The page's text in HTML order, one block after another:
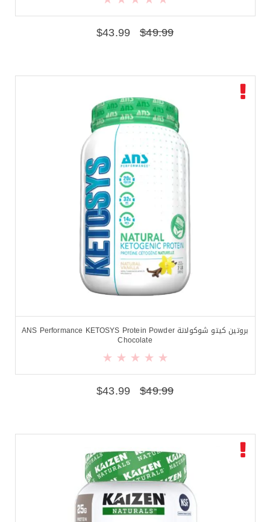
$49.99
$43.99
بروتين كيتو شوكولاتة ANS Performance KETOSYS Protein Powder
Chocolate
$49.99
$43.99